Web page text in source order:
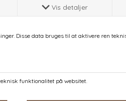
LIME MEL
DKK 349,-